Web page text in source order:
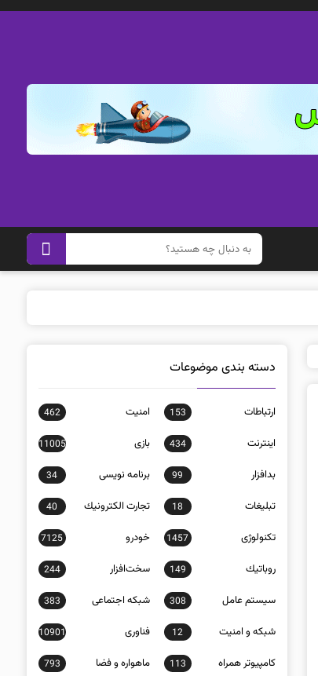
دسته بندی موضوعات
ارتباطات 153 امنيت 462
اينترنت 434 بازی 11005
بدافزار 99 برنامه نويسی 34
تبلیغات 18 تجارت الكترونيك 40
تکنولوژی 1457 خودرو 7125
روباتيك 149 سخت‌افزار 244
سيستم عامل 308 شبكه اجتماعی 383
شبكه و امنيت 12 فناوری 10901
كامپيوتر همراه 113 ماهواره و فضا 793